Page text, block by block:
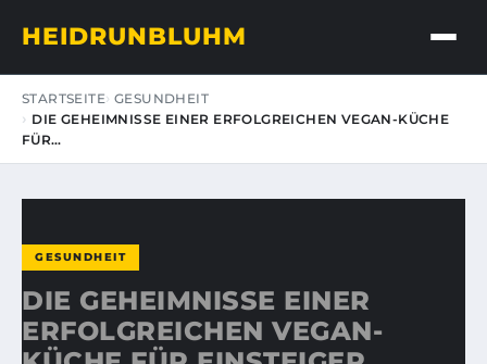
HEIDRUNBLUHM
STARTSEITE GESUNDHEIT
DIE GEHEIMNISSE EINER ERFOLGREICHEN VEGAN-KÜCHE
FÜR…
GESUNDHEIT
DIE GEHEIMNISSE EINER
ERFOLGREICHEN VEGAN-